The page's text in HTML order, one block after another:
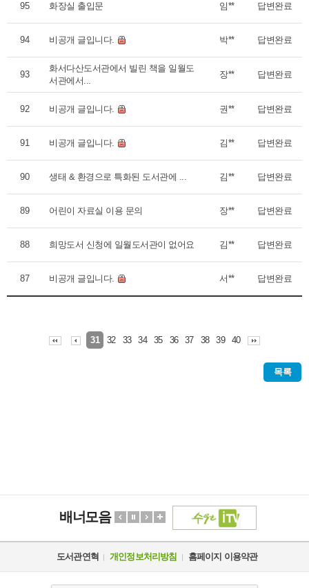
95 화장실 출입문 임** 답변완료
94 비공개 글입니다. 박** 답변완료
93
화서다산도서관에서 빌린 책을 일월도
서관에서...
장** 답변완료
92 비공개 글입니다. 권** 답변완료
91 비공개 글입니다. 김** 답변완료
90 생태 & 환경으로 특화된 도서관에 ... 김** 답변완료
89 어린이 자료실 이용 문의 장** 답변완료
88 희망도서 신청에 일월도서관이 없어요 김** 답변완료
87 비공개 글입니다. 서** 답변완료
31 32 33 34 35 36 37 38 39 40
목록
배너모음
도서관연혁 개인정보처리방침 홈페이지 이용약관